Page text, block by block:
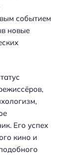
событием
новые
Его успех
кино и